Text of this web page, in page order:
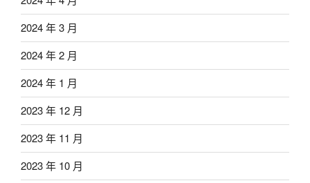
2024 年 3 月
2024 年 2 月
2024 年 1 月
2023 年 12 月
2023 年 11 月
2023 年 10 月